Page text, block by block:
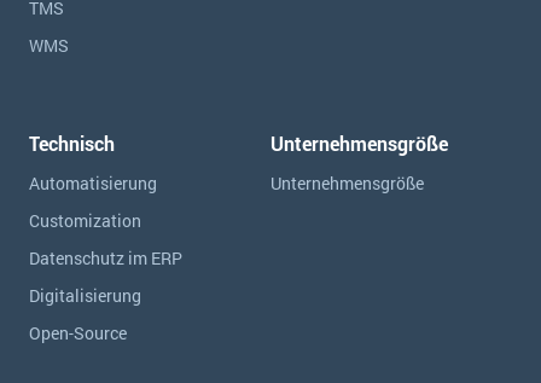
TMS
WMS
Technisch
Automatisierung
Customization
Datenschutz im ERP
Digitalisierung
Open-Source
Unternehmensgröße
Unternehmensgröße